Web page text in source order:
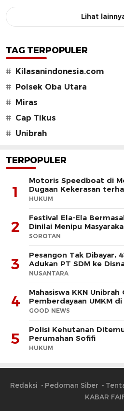
Lihat
TAG TERPOPULER
# Kilasanindonesia.com
# Polsek Oba Utara
# Miras
# Cap Tikus
# Unibrah
TERPOPULER
1
Motoris Speedboat di
Dugaan Kekerasan
HUKUM
2
Festival Ela-Ela
Dinilai Menipu
SOROTAN
3
Pesangon Tak Dibayar,
Adukan PT SDM ke
NUSANTARA
4
Mahasiswa KKN
Pemberdayaan UMKM
GOOD NEWS
5
Polisi Kehutanan
Perumahan Sofifi
HUKUM
Redaksi Pedoman Siber
KABAR